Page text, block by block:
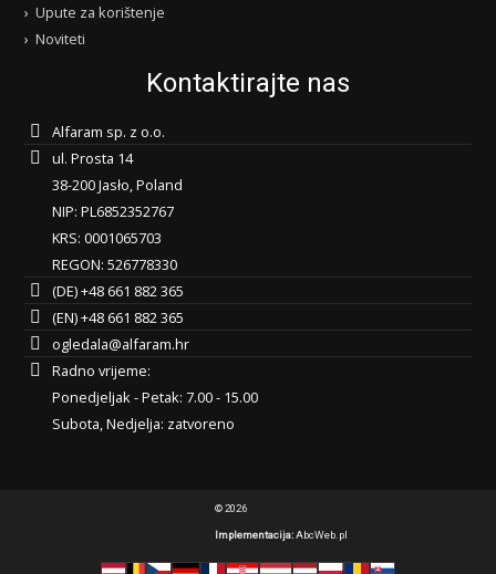
Upute za korištenje
Noviteti
Kontaktirajte nas
Alfaram sp. z o.o.
ul. Prosta 14
38-200 Jasło, Poland
NIP: PL6852352767
KRS: 0001065703
REGON: 526778330
(DE) +48 661 882 365
(EN) +48 661 882 365
ogledala@alfaram.hr
Radno vrijeme:
Ponedjeljak - Petak: 7.00 - 15.00
Subota, Nedjelja: zatvoreno
© 2026
Implementacija:AbcWeb.pl